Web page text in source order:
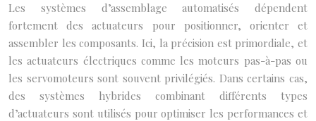
Les systèmes d’assemblage automatisés dépendent
fortement des actuateurs pour positionner, orienter et
assembler les composants. Ici, la précision est primordiale, et
les actuateurs électriques comme les moteurs pas-à-pas ou
les servomoteurs sont souvent privilégiés. Dans certains cas,
des systèmes hybrides combinant différents types
d’actuateurs sont utilisés pour optimiser les performances et